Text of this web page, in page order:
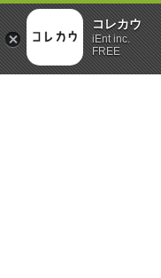
コレカウ
iEnt inc.
FREE